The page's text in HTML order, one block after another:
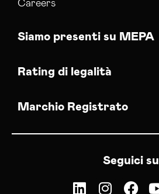
Careers
Siamo presenti su MEPA
Rating di legalità
Marchio Registrato
Seguici su